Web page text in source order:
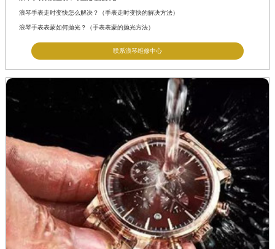
浪琴手表走时变快怎么解决？（手表走时变快的解决方法）
浪琴手表表蒙如何抛光？（手表表蒙的抛光方法）
联系浪琴维修中心